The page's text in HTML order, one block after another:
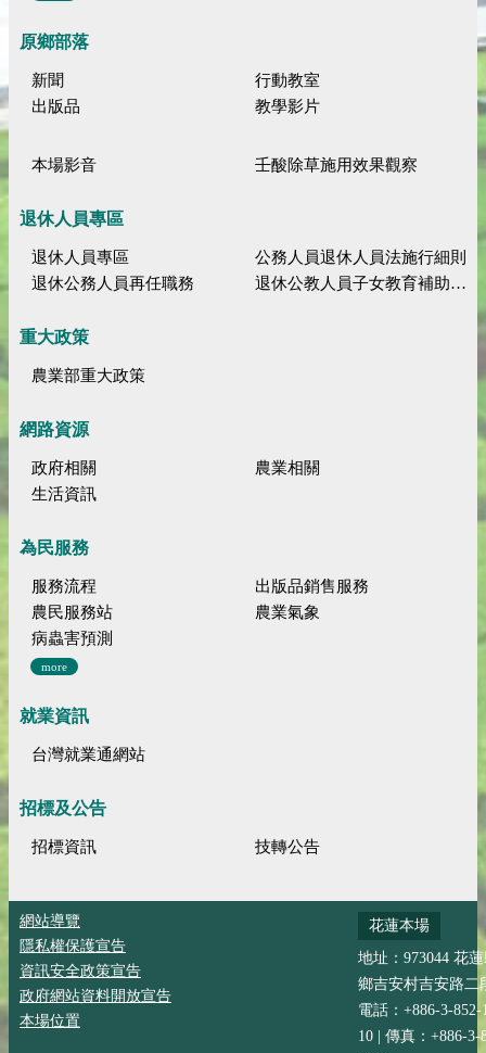
原鄉部落
新聞
行動教室
出版品
教學影片
本場影音 壬酸除草施用效果觀察
退休人員專區
退休人員專區
公務人員退休人員法施行細則
退休公務人員再任職務
退休公教人員子女教育補助規定
重大政策
農業部重大政策
網路資源
政府相關
農業相關
生活資訊
為民服務
服務流程
出版品銷售服務
農民服務站
農業氣象
病蟲害預測
more
就業資訊
台灣就業通網站
招標及公告
招標資訊 技轉公告
網站導覽
隱私權保護宣告
資訊安全政策宣告
政府網站資料開放宣告
本場位置
花蓮本場
地址：973044 花
鄉吉安村吉安路二
電話：+886-3-852-
10 | 傳真：+886-3-